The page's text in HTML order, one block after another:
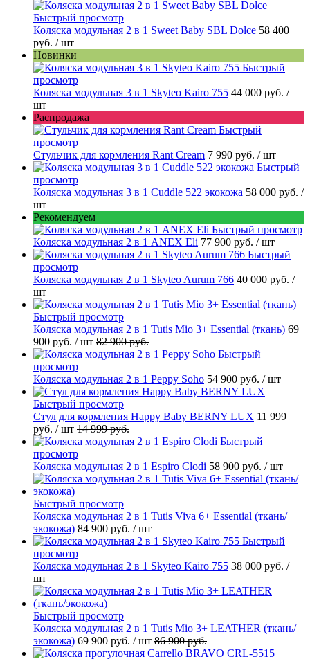
Быстрый просмотр
Коляска модульная 2 в 1 Sweet Baby SBL Dolce 58 400
руб. / шт
Новинки
Быстрый
просмотр
Коляска модульная 3 в 1 Skyteo Kairo 755 44 000 руб. /
шт
Распродажа
Быстрый
просмотр
Стульчик для кормления Rant Cream 7 990 руб. / шт
Быстрый
просмотр
Коляска модульная 3 в 1 Cuddle 522 экокожа 58 000 руб. /
шт
Рекомендуем
Быстрый просмотр
Коляска модульная 2 в 1 ANEX Eli 77 900 руб. / шт
Быстрый
просмотр
Коляска модульная 2 в 1 Skyteo Aurum 766 40 000 руб. /
шт
Быстрый просмотр
Коляска модульная 2 в 1 Tutis Mio 3+ Essential (ткань) 69
900 руб. / шт 82 900 руб.
Быстрый
просмотр
Коляска модульная 2 в 1 Peppy Soho 54 900 руб. / шт
Быстрый просмотр
Стул для кормления Happy Baby BERNY LUX 11 999
руб. / шт 14 999 руб.
Быстрый
просмотр
Коляска модульная 2 в 1 Espiro Clodi 58 900 руб. / шт
Быстрый просмотр
Коляска модульная 2 в 1 Tutis Viva 6+ Essential (ткань/
экокожа) 84 900 руб. / шт
Быстрый
просмотр
Коляска модульная 2 в 1 Skyteo Kairo 755 38 000 руб. /
шт
Быстрый просмотр
Коляска модульная 2 в 1 Tutis Mio 3+ LEATHER (ткань/
экокожа) 69 900 руб. / шт 86 900 руб.